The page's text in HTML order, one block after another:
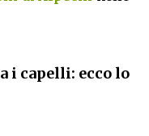
i capelli: ecco lo